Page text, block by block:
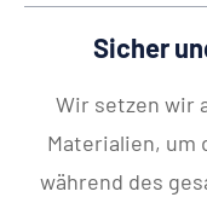
Sicher
Wir setzen wir
Materialien, um
während des